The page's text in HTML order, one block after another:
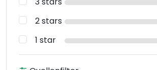
2 stars
1 star